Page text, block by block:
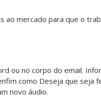
ao mercado para que o
ou no corpo do email.
como Deseja que seja
novo áudio.